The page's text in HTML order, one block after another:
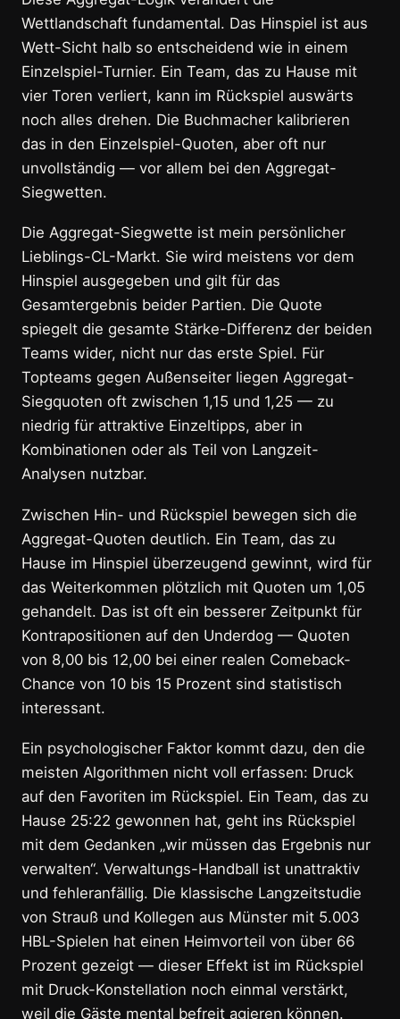
Wettlandschaft fundamental. Das Hinspiel ist aus
Wett-Sicht halb so entscheidend wie in einem
Einzelspiel-Turnier. Ein Team, das zu Hause mit
vier Toren verliert, kann im Rückspiel auswärts
noch alles drehen. Die Buchmacher kalibrieren
das in den Einzelspiel-Quoten, aber oft nur
unvollständig — vor allem bei den Aggregat-
Siegwetten.
Die Aggregat-Siegwette ist mein persönlicher
Lieblings-CL-Markt. Sie wird meistens vor dem
Hinspiel ausgegeben und gilt für das
Gesamtergebnis beider Partien. Die Quote
spiegelt die gesamte Stärke-Differenz der beiden
Teams wider, nicht nur das erste Spiel. Für
Topteams gegen Außenseiter liegen Aggregat-
Siegquoten oft zwischen 1,15 und 1,25 — zu
niedrig für attraktive Einzeltipps, aber in
Kombinationen oder als Teil von Langzeit-
Analysen nutzbar.
Zwischen Hin- und Rückspiel bewegen sich die
Aggregat-Quoten deutlich. Ein Team, das zu
Hause im Hinspiel überzeugend gewinnt, wird für
das Weiterkommen plötzlich mit Quoten um 1,05
gehandelt. Das ist oft ein besserer Zeitpunkt für
Kontrapositionen auf den Underdog — Quoten
von 8,00 bis 12,00 bei einer realen Comeback-
Chance von 10 bis 15 Prozent sind statistisch
interessant.
Ein psychologischer Faktor kommt dazu, den die
meisten Algorithmen nicht voll erfassen: Druck
auf den Favoriten im Rückspiel. Ein Team, das zu
Hause 25:22 gewonnen hat, geht ins Rückspiel
mit dem Gedanken „wir müssen das Ergebnis nur
verwalten“. Verwaltungs-Handball ist unattraktiv
und fehleranfällig. Die klassische Langzeitstudie
von Strauß und Kollegen aus Münster mit 5.003
HBL-Spielen hat einen Heimvorteil von über 66
Prozent gezeigt — dieser Effekt ist im Rückspiel
mit Druck-Konstellation noch einmal verstärkt,
weil die Gäste mental befreit agieren können.